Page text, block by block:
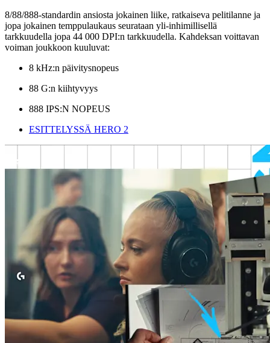
8/88/888-standardin ansiosta jokainen liike, ratkaiseva pelitilanne ja
jopa jokainen temppulaukaus seurataan yli-inhimillisellä
tarkkuudella jopa 44 000 DPI:n tarkkuudella. Kahdeksan voittavan
voiman joukkoon kuuluvat:
8 kHz:n päivitysnopeus
88 G:n kiihtyvyys
888 IPS:N NOPEUS
ESITTELYSSÄ HERO 2